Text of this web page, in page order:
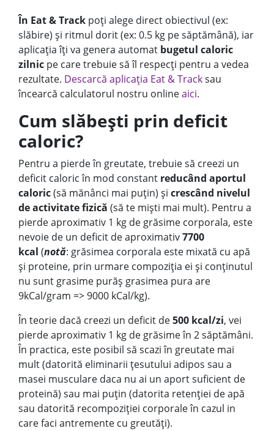
În Eat & Track poți alege direct obiectivul (ex:
slăbire) și ritmul dorit (ex: 0.5 kg pe săptămână), iar
aplicația îți va genera automat bugetul caloric
zilnic pe care trebuie să îl respecți pentru a vedea
rezultate. Descarcă aplicația Eat & Tracksau
încearcă calculatorul nostru onlineaici.
Cum slăbești prin deficit
caloric?
Pentru a pierde în greutate, trebuie să creezi un
deficit caloric în mod constant reducând aportul
caloric(să mănânci mai puțin) și crescând nivelul
de activitate fizică (să te miști mai mult). Pentru a
pierde aproximativ 1 kg de grăsime corporala, este
nevoie de un deficit de aproximativ7700
kcal (notă: grăsimea corporala este mixată cu apă
și proteine, prin urmare compoziția ei și conținutul
nu sunt grasime purăș grasimea pura are
9kCal/gram => 9000 kCal/kg).
În teorie dacă creezi un deficit de500 kcal/zi, vei
pierde aproximativ 1 kg de grăsime în 2 săptămâni.
În practica, este posibil să scazi în greutate mai
mult (datorită eliminarii țesutului adipos sau a
masei musculare daca nu ai un aport suficient de
proteină) sau mai puțin (datorita retenției de apă
sau datorită recompoziției corporale în cazul in
care faci antremente cu greutăți).